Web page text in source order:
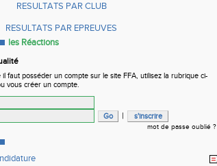
RESULTATS PAR CLUB
RESULTATS PAR EPREUVES
les Réactions
faut posséder un compte sur le site FFA, utilisez la rubrique ci-
vous créer un compte.
|
mot de passe oublié ?